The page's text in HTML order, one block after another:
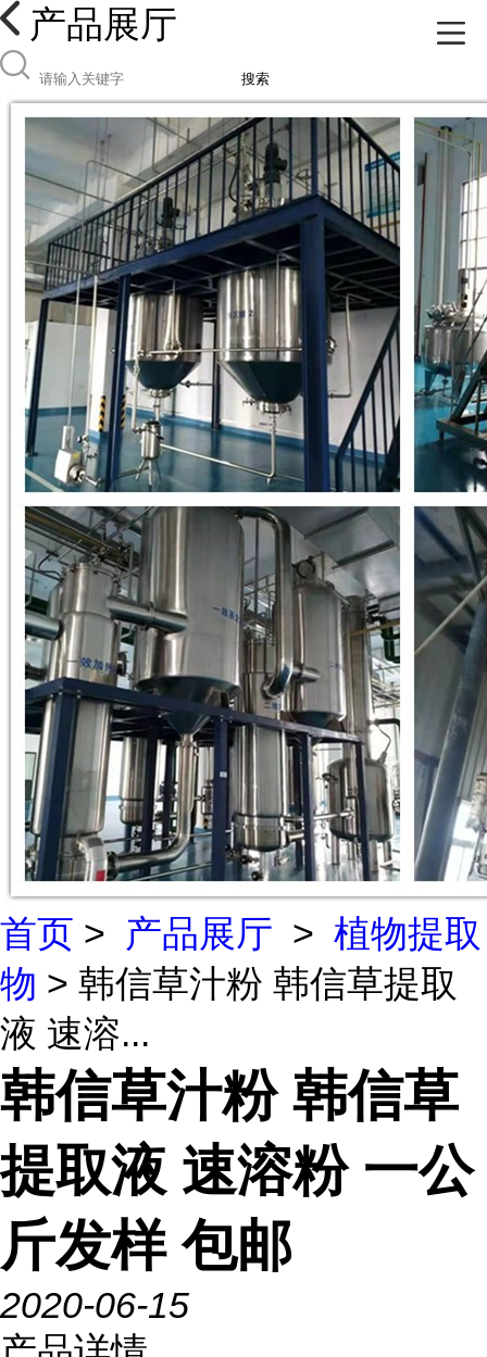
产品展厅
搜索
首页 > 产品展厅 > 植物提取
物 > 韩信草汁粉 韩信草提取
液 速溶...
韩信草汁粉 韩信草
提取液 速溶粉 一公
斤发样 包邮
2020-06-15